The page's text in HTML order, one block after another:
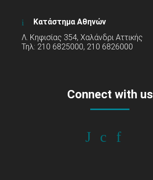
Κατάστημα Αθηνών
Λ. Κηφισίας 354, Χαλάνδρι Αττικής
Τηλ: 210 6825000, 210 6826000
Connect with us